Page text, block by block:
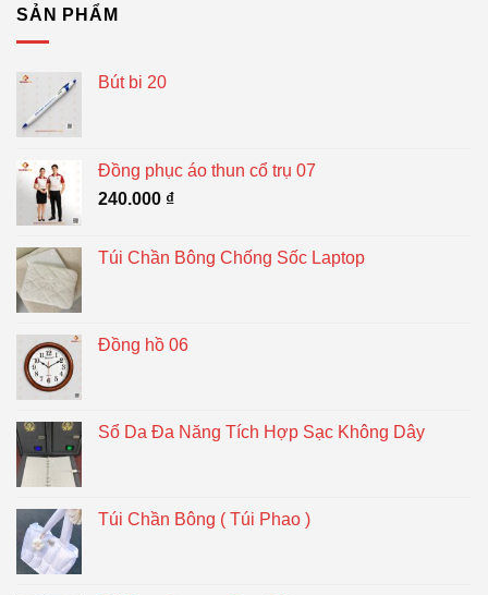
SẢN PHẨM
Bút bi 20
Đồng phục áo thun cổ trụ 07
240.000 ₫
Túi Chần Bông Chống Sốc Laptop
Đồng hồ 06
Sổ Da Đa Năng Tích Hợp Sạc Không Dây
Túi Chần Bông ( Túi Phao )